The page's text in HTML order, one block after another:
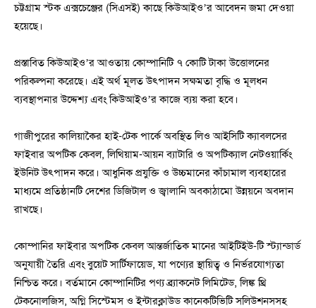
চট্টগ্রাম স্টক এক্সচেঞ্জের (সিএসই) কাছে কিউআইও’র আবেদন জমা দেওয়া
হয়েছে।
প্রস্তাবিত কিউআইও’র আওতায় কোম্পানিটি ৭ কোটি টাকা উত্তোলনের
পরিকল্পনা করেছে। এই অর্থ মূলত উৎপাদন সক্ষমতা বৃদ্ধি ও মূলধন
ব্যবস্থাপনার উদ্দেশ্য এবং কিউআইও’র কাজে ব্যয় করা হবে।
গাজীপুরের কালিয়াকৈর হাই-টেক পার্কে অবস্থিত লিও আইসিটি ক্যাবলসের
ফাইবার অপটিক কেবল, লিথিয়াম-আয়ন ব্যাটারি ও অপটিক্যাল নেটওয়ার্কিং
ইউনিট উৎপাদন করে। আধুনিক প্রযুক্তি ও উচ্চমানের কাঁচামাল ব্যবহারের
মাধ্যমে প্রতিষ্ঠানটি দেশের ডিজিটাল ও জ্বালানি অবকাঠামো উন্নয়নে অবদান
রাখছে।
কোম্পানির ফাইবার অপটিক কেবল আন্তর্জাতিক মানের আইটিইউ-টি স্ট্যান্ডার্ড
অনুযায়ী তৈরি এবং বুয়েট সার্টিফায়েড, যা পণ্যের স্থায়িত্ব ও নির্ভরযোগ্যতা
নিশ্চিত করে। বর্তমানে কোম্পানিটির পণ্য ব্র্যাকনেট লিমিটেড, লিঙ্ক থ্রি
টেকনোলজিস, অগ্নি সিস্টেমস ও ইন্টারক্লাউড কানেকটিভিটি সলিউশনসসহ